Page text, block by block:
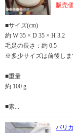
販売
■サイズ(cm)
約 W 35 × D 35 × H 3.2
毛足の長さ：約 0.5
※多少サイズは前後しま
■重量
約 100 g
■素...
バリ